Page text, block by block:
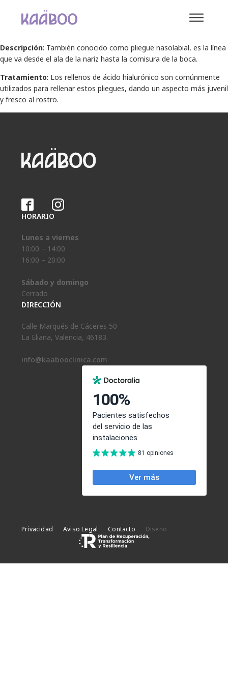
Descripción: También conocido como pliegue nasolabial, es la línea
que va desde el ala de la nariz hasta la comisura de la boca.
Tratamiento: Los rellenos de ácido hialurónico son comúnmente
utilizados para rellenar estos pliegues, dando un aspecto más juvenil
y fresco al rostro.
HORARIO
Lunes a viernes
10:00 – 14:00
16:00 – 20:00
Sábado y domingo
Cerrado
DIRECCIÓN
Calle Marqués de Cáceres 50
La Eliana, Valencia, 46183.
info@kaabooclinica.com
Privacidad Aviso Legal Contacto Diseño